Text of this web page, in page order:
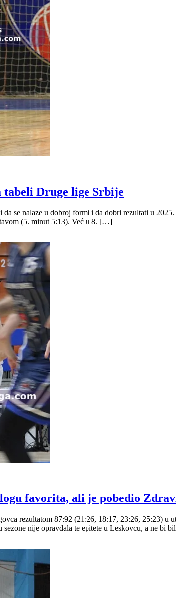
Druge lige Srbije
se nalaze u dobroj formi i da dobri rezultati u
(5. minut 5:13). Već u 8. […]
favorita, ali je pobedio
rezultatom 87:92 (21:26, 18:17, 23:26, 25:23)
nije opravdala te epitete u Leskovcu, a ne bi